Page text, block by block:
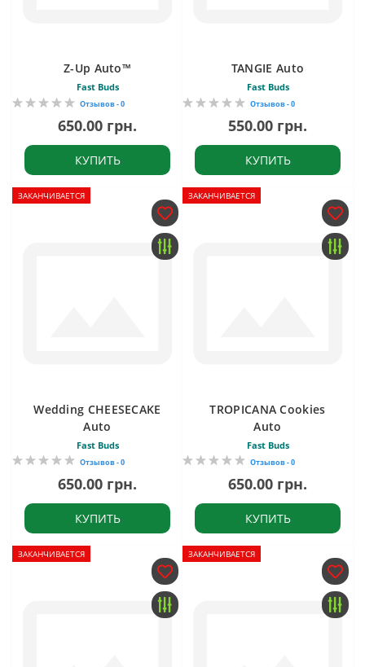
Z-Up Auto™
Fast Buds
Отзывов - 0
650.00 грн.
КУПИТЬ
TANGIE Auto
Fast Buds
Отзывов - 0
550.00 грн.
КУПИТЬ
ЗАКАНЧИВАЕТСЯ
Wedding CHEESECAKE
Auto
Fast Buds
Отзывов - 0
650.00 грн.
КУПИТЬ
ЗАКАНЧИВАЕТСЯ
TROPICANA Cookies
Auto
Fast Buds
Отзывов - 0
650.00 грн.
КУПИТЬ
ЗАКАНЧИВАЕТСЯ ЗАКАНЧИВАЕТСЯ